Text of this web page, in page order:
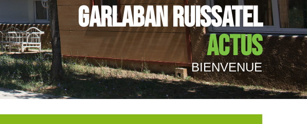
GARLABAN RUISSATEL
ACTUS
BIENVENUE